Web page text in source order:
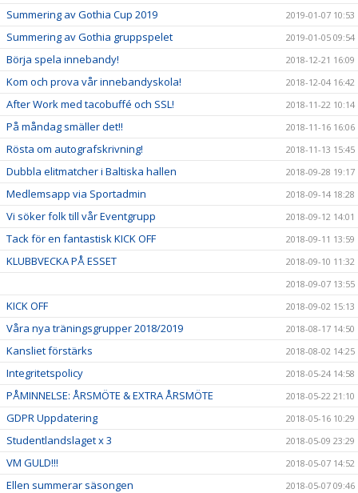
Summering av Gothia Cup 2019 2019-01-07 10:53
Summering av Gothia gruppspelet 2019-01-05 09:54
Börja spela innebandy! 2018-12-21 16:09
Kom och prova vår innebandyskola! 2018-12-04 16:42
After Work med tacobuffé och SSL! 2018-11-22 10:14
På måndag smäller det!! 2018-11-16 16:06
Rösta om autografskrivning! 2018-11-13 15:45
Dubbla elitmatcher i Baltiska hallen 2018-09-28 19:17
Medlemsapp via Sportadmin 2018-09-14 18:28
Vi söker folk till vår Eventgrupp 2018-09-12 14:01
Tack för en fantastisk KICK OFF 2018-09-11 13:59
KLUBBVECKA PÅ ESSET
2018-09-10 11:32
2018-09-07 13:55
KICK OFF 2018-09-02 15:13
Våra nya träningsgrupper 2018/2019 2018-08-17 14:50
Kansliet förstärks 2018-08-02 14:25
Integritetspolicy 2018-05-24 14:58
PÅMINNELSE: ÅRSMÖTE & EXTRA ÅRSMÖTE 2018-05-22 21:10
GDPR Uppdatering 2018-05-16 10:29
Studentlandslaget x 3 2018-05-09 23:29
VM GULD!!! 2018-05-07 14:52
Ellen summerar säsongen 2018-05-07 09:46